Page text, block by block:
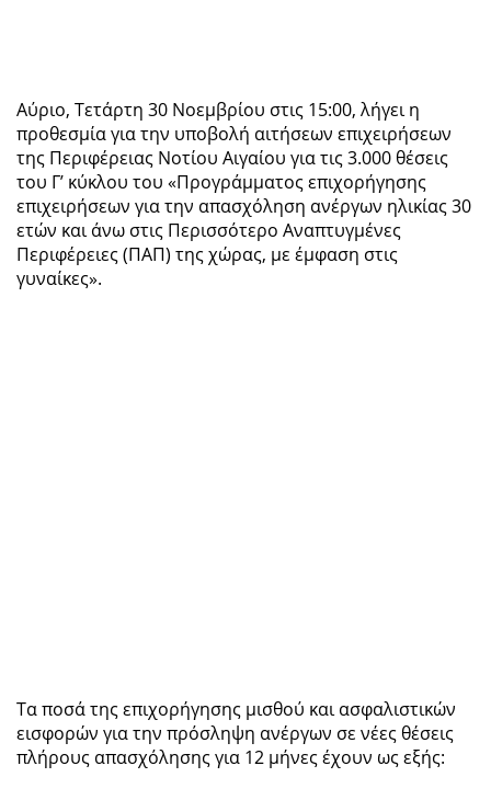
Αύριο, Τετάρτη 30 Νοεμβρίου στις 15:00, λήγει η
προθεσμία για την υποβολή αιτήσεων επιχειρήσεων
της Περιφέρειας Νοτίου Αιγαίου για τις 3.000 θέσεις
του Γ’ κύκλου του «Προγράμματος επιχορήγησης
επιχειρήσεων για την απασχόληση ανέργων ηλικίας 30
ετών και άνω στις Περισσότερο Αναπτυγμένες
Περιφέρειες (ΠΑΠ) της χώρας, με έμφαση στις
γυναίκες».
Τα ποσά της επιχορήγησης μισθού και ασφαλιστικών
εισφορών για την πρόσληψη ανέργων σε νέες θέσεις
πλήρους απασχόλησης για 12 μήνες έχουν ως εξής: